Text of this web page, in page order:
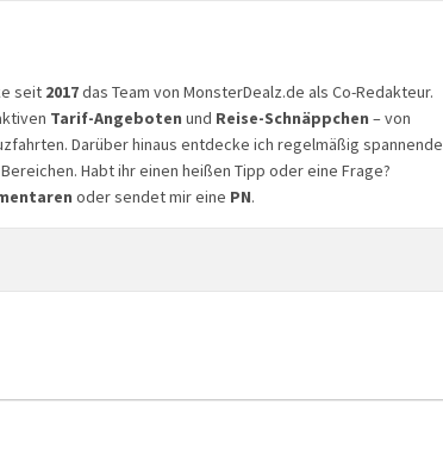
seit 2017das Team von MonsterDealz.de als Co-Redakteur.
Tarif-Angeboten und Reise-Schnäppchen – von
Darüber hinaus entdecke ich regelmäßig spannende
Habt ihr einen heißen Tipp oder eine Frage?
oder sendet mir eine PN.